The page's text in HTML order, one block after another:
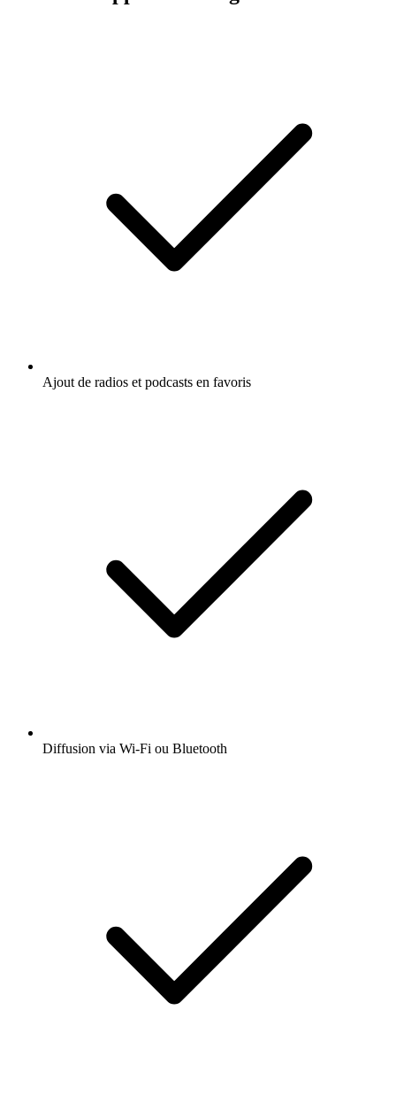
Ajout de radios et podcasts en favoris
Diffusion via Wi-Fi ou Bluetooth